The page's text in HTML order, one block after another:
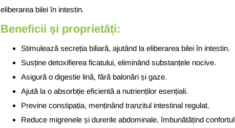
eliberarea bilei în intestin.
Beneficii și proprietăți:
Stimulează secreția biliară, ajutând la eliberarea bilei în intestin.
Susține detoxifierea ficatului, eliminând substanțele nocive.
Asigură o digestie lină, fără balonări și gaze.
Ajută la o absorbție eficientă a nutrienților esențiali.
Previne constipația, menținând tranzitul intestinal regulat.
Reduce migrenele și durerile abdominale, îmbunătățind confortul